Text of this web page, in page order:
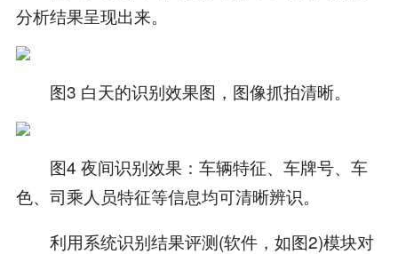
分析结果呈现出来。
图3 白天的识别效果图，图像抓拍清晰。
图4 夜间识别效果：车辆特征、车牌号、车
色、司乘人员特征等信息均可清晰辨识。
利用系统识别结果评测(软件，如图2)模块对